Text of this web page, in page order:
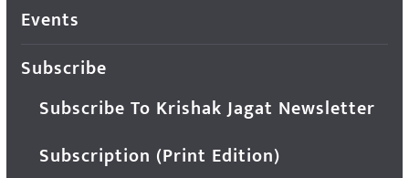
Events
Subscribe
Subscribe To Krishak Jagat Newsletter
Subscription (Print Edition)